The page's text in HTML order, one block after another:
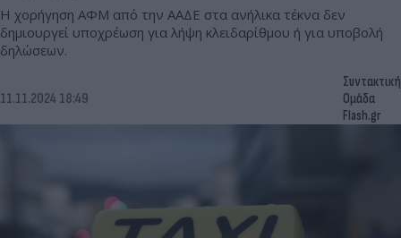
Η χορήγηση ΑΦΜ από την ΑΑΔΕ στα ανήλικα τέκνα δεν
δημιουργεί υποχρέωση για λήψη κλειδαρίθμου ή για υποβολή
δηλώσεων.
11.11.2024 18:49
Συντακτική
Ομάδα
Flash.gr